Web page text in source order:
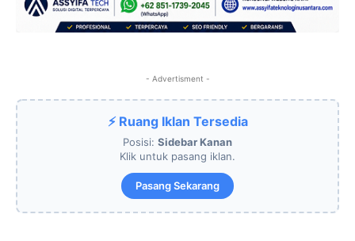
- Advertisment -
⚡ Ruang Iklan Tersedia
Posisi: Sidebar Kanan
Klik untuk pasang iklan.
Pasang Sekarang